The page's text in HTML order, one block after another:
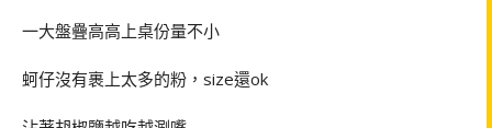
一大盤疊高高上桌份量不小
蚵仔沒有裹上太多的粉，size還ok